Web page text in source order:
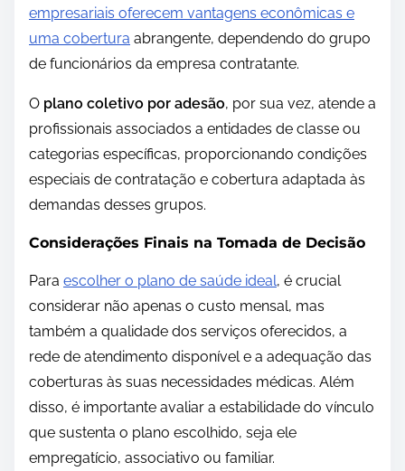
empresariais oferecem vantagens econômicas e
uma cobertura abrangente, dependendo do grupo
de funcionários da empresa contratante.
O plano coletivo por adesão, por sua vez, atende a
profissionais associados a entidades de classe ou
categorias específicas, proporcionando condições
especiais de contratação e cobertura adaptada às
demandas desses grupos.
Considerações Finais na Tomada de Decisão
Para escolher o plano de saúde ideal, é crucial
considerar não apenas o custo mensal, mas
também a qualidade dos serviços oferecidos, a
rede de atendimento disponível e a adequação das
coberturas às suas necessidades médicas. Além
disso, é importante avaliar a estabilidade do vínculo
que sustenta o plano escolhido, seja ele
empregatício, associativo ou familiar.